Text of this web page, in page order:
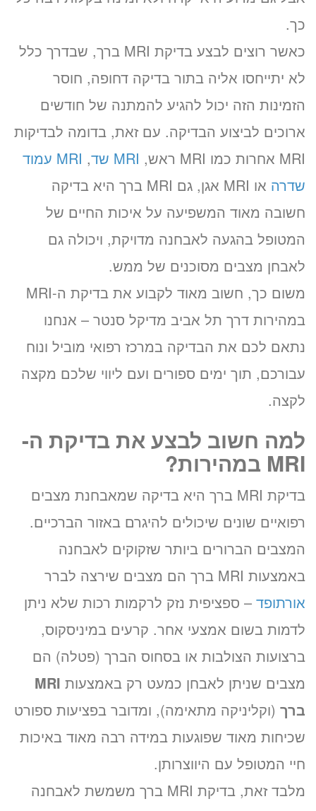
כך.
כאשר רוצים לבצע בדיקת MRI ברך, שבדרך כלל
לא יתייחסו אליה בתור בדיקה דחופה, חוסר
הזמינות הזה יכול להגיע להמתנה של חודשים
ארוכים לביצוע הבדיקה. עם זאת, בדומה לבדיקות
MRI אחרות כמו MRI ראש,
MRI שד ,
MRI עמוד
שדרה
או MRI אגן, גם MRI ברך היא בדיקה
חשובה מאוד המשפיעה על איכות החיים של
המטופל בהגעה לאבחנה מדויקת, ויכולה גם
לאבחן מצבים מסוכנים של ממש.
משום כך, חשוב מאוד לקבוע את בדיקת ה-MRI
במהירות דרך תל אביב מדיקל סנטר – אנחנו
נתאם לכם את הבדיקה במרכז רפואי מוביל ונוח
עבורכם, תוך ימים ספורים ועם ליווי שלכם מקצה
לקצה.
למה חשוב לבצע את בדיקת ה-
MRI במהירות?
בדיקת MRI ברך היא בדיקה שמאבחנת מצבים
רפואיים שונים שיכולים להיגרם באזור הברכיים.
המצבים הברורים ביותר שזקוקים לאבחנה
באמצעות MRI ברך הם מצבים שירצה לברר
אורתופד – ספציפית נזק לרקמות רכות שלא ניתן
לדמות בשום אמצעי אחר. קרעים במיניסקוס,
ברצועות הצולבות או בסחוס הברך (פטלה) הם
מצבים שניתן לאבחן כמעט רק באמצעות MRI
ברך (וקליניקה מתאימה), ומדובר בפציעות ספורט
שכיחות מאוד שפוגעות במידה רבה מאוד באיכות
חיי המטופל עם היווצרותן.
מלבד זאת, בדיקת MRI ברך משמשת לאבחנה